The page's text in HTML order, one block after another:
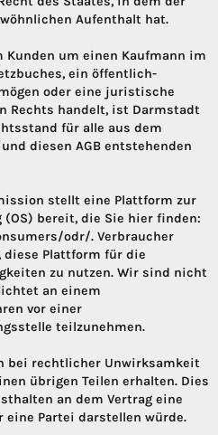
Aufenthalt hat.
Kunden um einen Kaufmann im
ein öffentlich-
oder eine juristische
Rechts handelt, ist Darmstadt
für alle aus dem
und diesen AGB entstehenden
stellt eine Plattform zur
bereit, die Sie hier finden:
odr/. Verbraucher
diese Plattform für die
zu nutzen. Wir sind nicht
an einem
vor einer
teilzunehmen.
bei rechtlicher Unwirksamkeit
übrigen Teilen erhalten. Dies
an dem Vertrag eine
eine Partei darstellen würde.